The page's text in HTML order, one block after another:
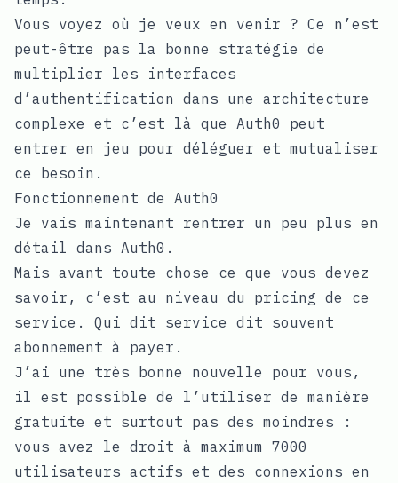
Vous voyez où je veux en venir ? Ce n’est
peut-être pas la bonne stratégie de
multiplier les interfaces
d’authentification dans une architecture
complexe et c’est là que Auth0 peut
entrer en jeu pour déléguer et mutualiser
ce besoin.
Fonctionnement de Auth0
Je vais maintenant rentrer un peu plus en
détail dans Auth0.
Mais avant toute chose ce que vous devez
savoir, c’est au niveau du pricing de ce
service. Qui dit service dit souvent
abonnement à payer.
J’ai une très bonne nouvelle pour vous,
il est possible de l’utiliser de manière
gratuite et surtout pas des moindres :
vous avez le droit à maximum 7000
utilisateurs actifs et des connexions en